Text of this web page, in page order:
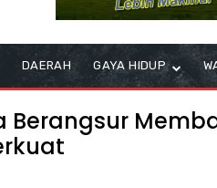
DAERAH GAYA HIDUP
Berangsur